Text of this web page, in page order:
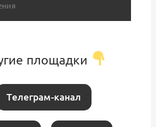
площадки
Телеграм-канал